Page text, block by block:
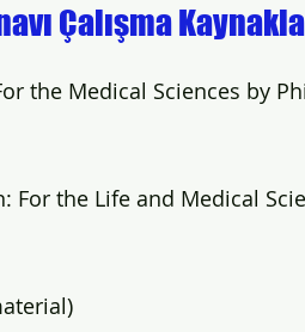
Çalışma
the Medical Sciences by
For the Life and Medical